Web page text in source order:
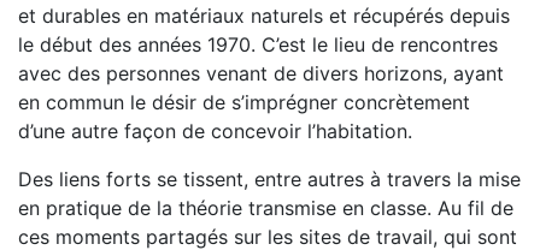
et durables en matériaux naturels et récupérés depuis
le début des années 1970. C’est le lieu de rencontres
avec des personnes venant de divers horizons, ayant
en commun le désir de s’imprégner concrètement
d’une autre façon de concevoir l’habitation.
Des liens forts se tissent, entre autres à travers la mise
en pratique de la théorie transmise en classe. Au fil de
ces moments partagés sur les sites de travail, qui sont